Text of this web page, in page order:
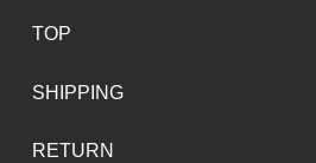
TOP
SHIPPING
RETURN